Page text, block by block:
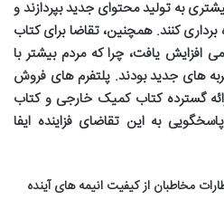
به تولید محتوای جدید بپردازند و
کنند. همچنین، تقاضا برایکتاب
افزایش یافت، چرا که مردم بیشتر با
های جدید بودند. پلتفرم های فروش
گستردهکتاب کمیک خارجی وکتاب
به این تقاضای فزاینده ایفا
مخاطبان از کیفیت انیمه های آینده